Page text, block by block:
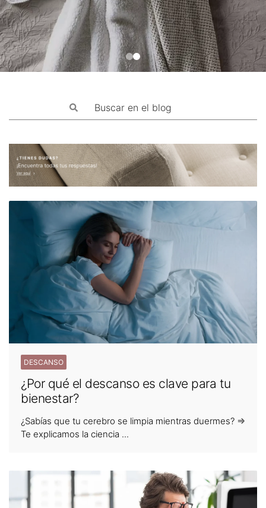
Mascotas
Columnas
Productos
DESCANSO
¿Por qué el descanso es clave para tu
bienestar?
¿Sabías que tu cerebro se limpia mientras duermes? ⇒
Te explicamos la ciencia ...